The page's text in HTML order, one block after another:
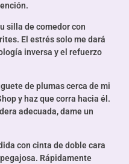
silla de comedor con
El estrés solo me dará
inversa y el refuerzo
de plumas cerca de mi
y haz que corra hacia él.
adecuada, dame un
con cinta de doble cara
Rápidamente